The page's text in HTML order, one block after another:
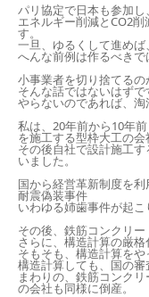
パリ協定で日本も参加し、
エネルギー削減とCO2削
す。
一旦、ゆるくして進めば
へんな前例は作るべきで
小事業者を切り捨てるの
そんな話ではないはずで
やらないのであれば、淘
私は、 20年前から10年
を施工する型枠大工の会
その後自社で設計施工
いました。
国から経営革新制度を
耐震偽装事件
いわゆる姉歯事件が起こ
その後、鉄筋コンクリー
さらに、構造計算の厳格
そもそも、構造計算をや
構造計算しても、国の審
まわりの、鉄筋コンク
の会社も同様に倒産。